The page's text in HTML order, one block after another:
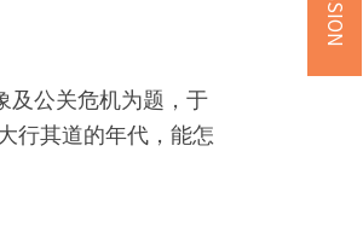
及公关危机为题，于
行其道的年代，能怎